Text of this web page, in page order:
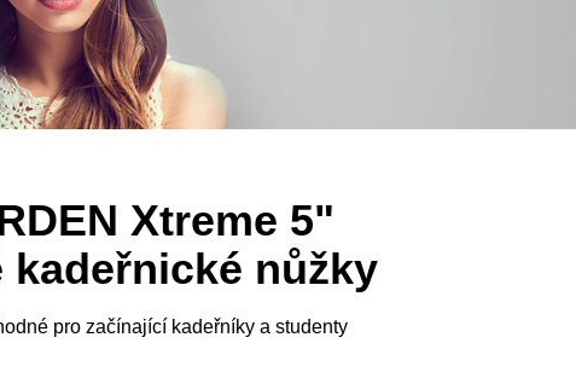
Xtreme 5"
kadeřnické nůžky
pro začínající kadeřníky a studenty